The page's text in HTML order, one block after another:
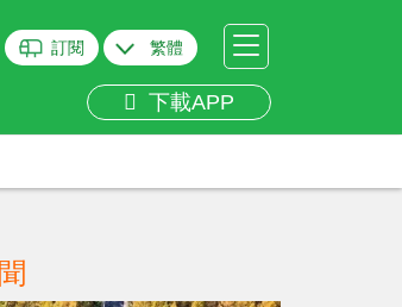
訂閱 繁體
下載APP